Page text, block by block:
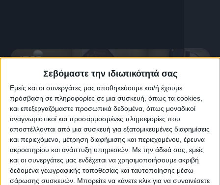
Σεβόμαστε την ιδιωτικότητά σας
Εμείς και οι συνεργάτες μας αποθηκεύουμε και/ή έχουμε
πρόσβαση σε πληροφορίες σε μια συσκευή, όπως τα cookies,
και επεξεργαζόμαστε προσωπικά δεδομένα, όπως μοναδικοί
αναγνωριστικοί και προσαρμοσμένες πληροφορίες που
αποστέλλονται από μια συσκευή για εξατομικευμένες διαφημίσεις
και περιεχόμενο, μέτρηση διαφήμισης και περιεχομένου, έρευνα
ακροατηρίου και ανάπτυξη υπηρεσιών. Με την άδειά σας, εμείς
και οι συνεργάτες μας ενδέχεται να χρησιμοποιήσουμε ακριβή
δεδομένα γεωγραφικής τοποθεσίας και ταυτοποίησης μέσω
σάρωσης συσκευών. Μπορείτε να κάνετε κλικ για να συναινέσετε
7 Αυγούστου, 2026